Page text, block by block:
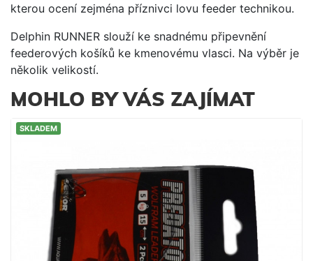
kterou ocení zejména příznivci lovu feeder technikou.
Delphin RUNNER slouží ke snadnému připevnění
feederových košíků ke kmenovému vlasci. Na výběr je
několik velikostí.
MOHLO BY VÁS ZAJÍMAT
SKLADEM